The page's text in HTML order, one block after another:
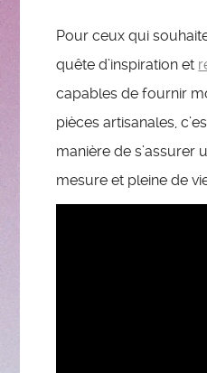
Pour ceux qui
quête d’inspiration et
capables de fournir
pièces artisanales,
manière de s’assurer
mesure et pleine de